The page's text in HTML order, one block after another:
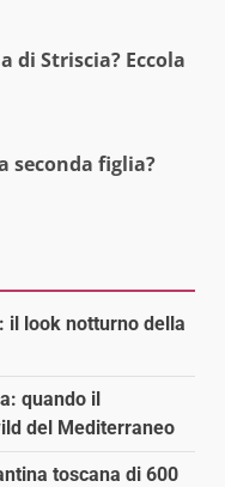
di Striscia? Eccola
seconda figlia?
il look notturno della
quando il
del Mediterraneo
toscana di 600